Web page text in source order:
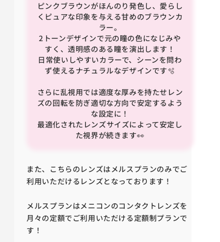
ピンクブラウンがほんのり発色し、愛らし
くピュアな印象を与える甘めのブラウンカ
ラー。
2トーンデザインで元の瞳の色になじみや
すく、透明感のある瞳を演出します！
日常使いしやすいカラーで、シーンを問わ
ず使えるナチュラルなデザインです🫧
さらに乱視用では適度な厚みを持たせレン
ズの回転を防ぎ適切な方向で安定するよう
な設定に！
最適化されたレンズサイズによって安定し
た視界が続きます👀
また、こちらのレンズはメルスプランのみでご
利用いただけるレンズとなっております！
メルスプランはメニコンのコンタクトレンズを
月々の定額でご利用いただける定額制プランで
す！